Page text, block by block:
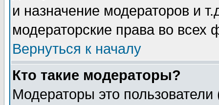
и назначение модераторов и
модераторские права во всех
Вернуться к началу
Кто такие модераторы?
Модераторы это